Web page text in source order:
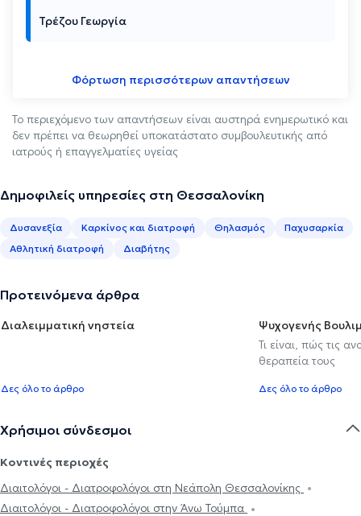
Τρέζου Γεωργία
Φόρτωση περισσότερων απαντήσεων
Το περιεχόμενο των απαντήσεων είναι αυστηρά ενημερωτικό και
δεν πρέπει να θεωρηθεί υποκατάστατο συμβουλευτικής από
ιατρούς ή επαγγελματίες υγείας
Δημοφιλείς υπηρεσίες στη Θεσσαλονίκη
Δυσανεξία Καρκίνος και διατροφή Θηλασμός
Παχυσαρκία
Αθλητική διατροφή
Διαβήτης
Προτεινόμενα άρθρα
Διαλειμματική νηστεία
Δες όλο το άρθρο
Ψυχογενής
Τι είναι, πώς τις
θεραπεία τους
Δες όλο το άρθρο
Χρήσιμοι σύνδεσμοι
Κοντινές περιοχές
Διαιτολόγοι - Διατροφολόγοι στη Νεάπολη Θεσσαλονίκης
Διαιτολόγοι - Διατροφολόγοι στην Άνω Τούμπα